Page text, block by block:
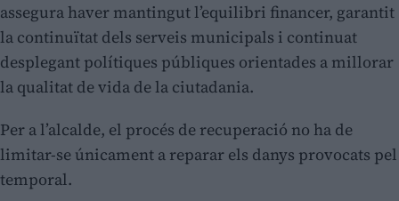
assegura haver mantingut l’equilibri financer, garantit
la continuïtat dels serveis municipals i continuat
desplegant polítiques públiques orientades a millorar
la qualitat de vida de la ciutadania.
Per a l’alcalde, el procés de recuperació no ha de
limitar-se únicament a reparar els danys provocats pel
temporal.